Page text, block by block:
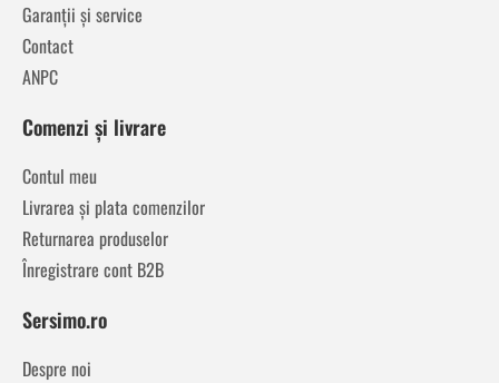
Garanții și service
Contact
ANPC
Comenzi și livrare
Contul meu
Livrarea și plata comenzilor
Returnarea produselor
Înregistrare cont B2B
Sersimo.ro
Despre noi